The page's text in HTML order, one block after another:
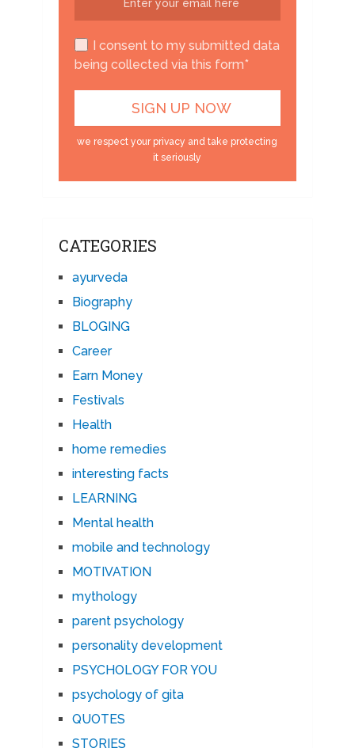
I consent to my submitted data
being collected via this form*
we respect your privacy and take protecting
it seriously
CATEGORIES
ayurveda
Biography
BLOGING
Career
Earn Money
Festivals
Health
home remedies
interesting facts
LEARNING
Mental health
mobile and technology
MOTIVATION
mythology
parent psychology
personality development
PSYCHOLOGY FOR YOU
psychology of gita
QUOTES
STORIES